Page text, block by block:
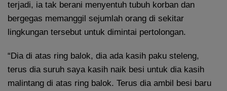
terjadi, ia tak berani menyentuh tubuh korban dan
bergegas memanggil sejumlah orang di sekitar
lingkungan tersebut untuk dimintai pertolongan.
“Dia di atas ring balok, dia ada kasih paku steleng,
terus dia suruh saya kasih naik besi untuk dia kasih
malintang di atas ring balok. Terus dia ambil besi baru